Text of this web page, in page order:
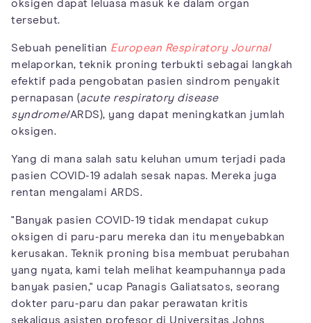
oksigen dapat leluasa masuk ke dalam organ
tersebut.
Sebuah penelitian European Respiratory Journal
melaporkan, teknik proning terbukti sebagai langkah
efektif pada pengobatan pasien sindrom penyakit
pernapasan (acute respiratory disease
syndrome/ARDS), yang dapat meningkatkan jumlah
oksigen.
Yang di mana salah satu keluhan umum terjadi pada
pasien COVID-19 adalah sesak napas. Mereka juga
rentan mengalami ARDS.
"Banyak pasien COVID-19 tidak mendapat cukup
oksigen di paru-paru mereka dan itu menyebabkan
kerusakan. Teknik proning bisa membuat perubahan
yang nyata, kami telah melihat keampuhannya pada
banyak pasien," ucap Panagis Galiatsatos, seorang
dokter paru-paru dan pakar perawatan kritis
sekaligus asisten profesor di Universitas Johns